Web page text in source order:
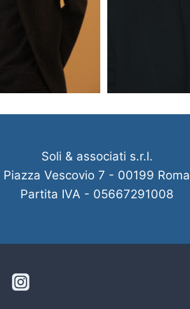
Soli & associati s.r.l.
Piazza Vescovio 7 - 00199 Roma
Partita IVA - 05667291008